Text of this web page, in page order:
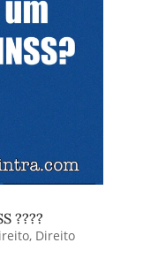
????
, Direito